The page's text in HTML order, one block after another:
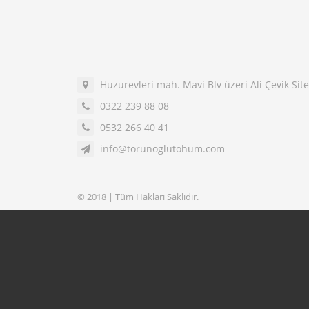
Huzurevleri mah. Mavi Blv üzeri Ali Çevik
0322 239 88 08
0532 266 40 41
info@torunoglutohum.com
© 2018 | Tüm Hakları Saklıdır.